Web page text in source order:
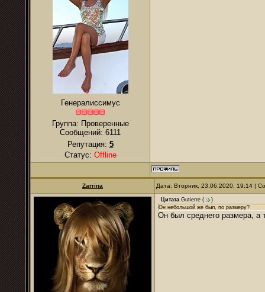
Генералиссимус
Группа: Проверенные
Сообщений: 6111
Репутация: 5
Статус: Offline
Zarrina Дата: Вторник, 23.06.2020, 19:14 |
Цитата Gutierre (
)
Он небольшой же был, по размеру?
Он был среднего размера, а